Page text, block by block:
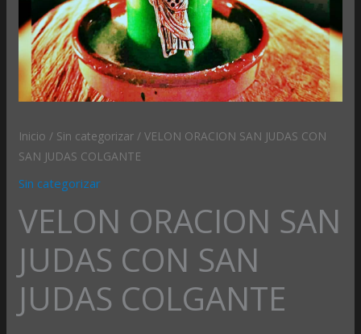
Inicio / Sin categorizar / VELON ORACION SAN JUDAS CON
SAN JUDAS COLGANTE
Sin categorizar
VELON ORACION SAN
JUDAS CON SAN
JUDAS COLGANTE